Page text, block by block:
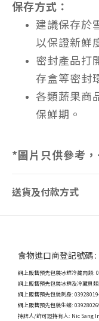
保存方式：
建議保存於
以保證新鮮
密封產品打
存盒等密封
各類蔬果商
保鮮期。
*圖片只供參考
送貨及付款方式
食物進口商登記號碼
網上販售預先包裝冰鮮冷藏肉類:
網上販售預先包裝冰鮮及冷藏貝
網上販售預先包裝刺身:
網上販售預先包裝生蠔:
持牌人/許可證持有人: Nic